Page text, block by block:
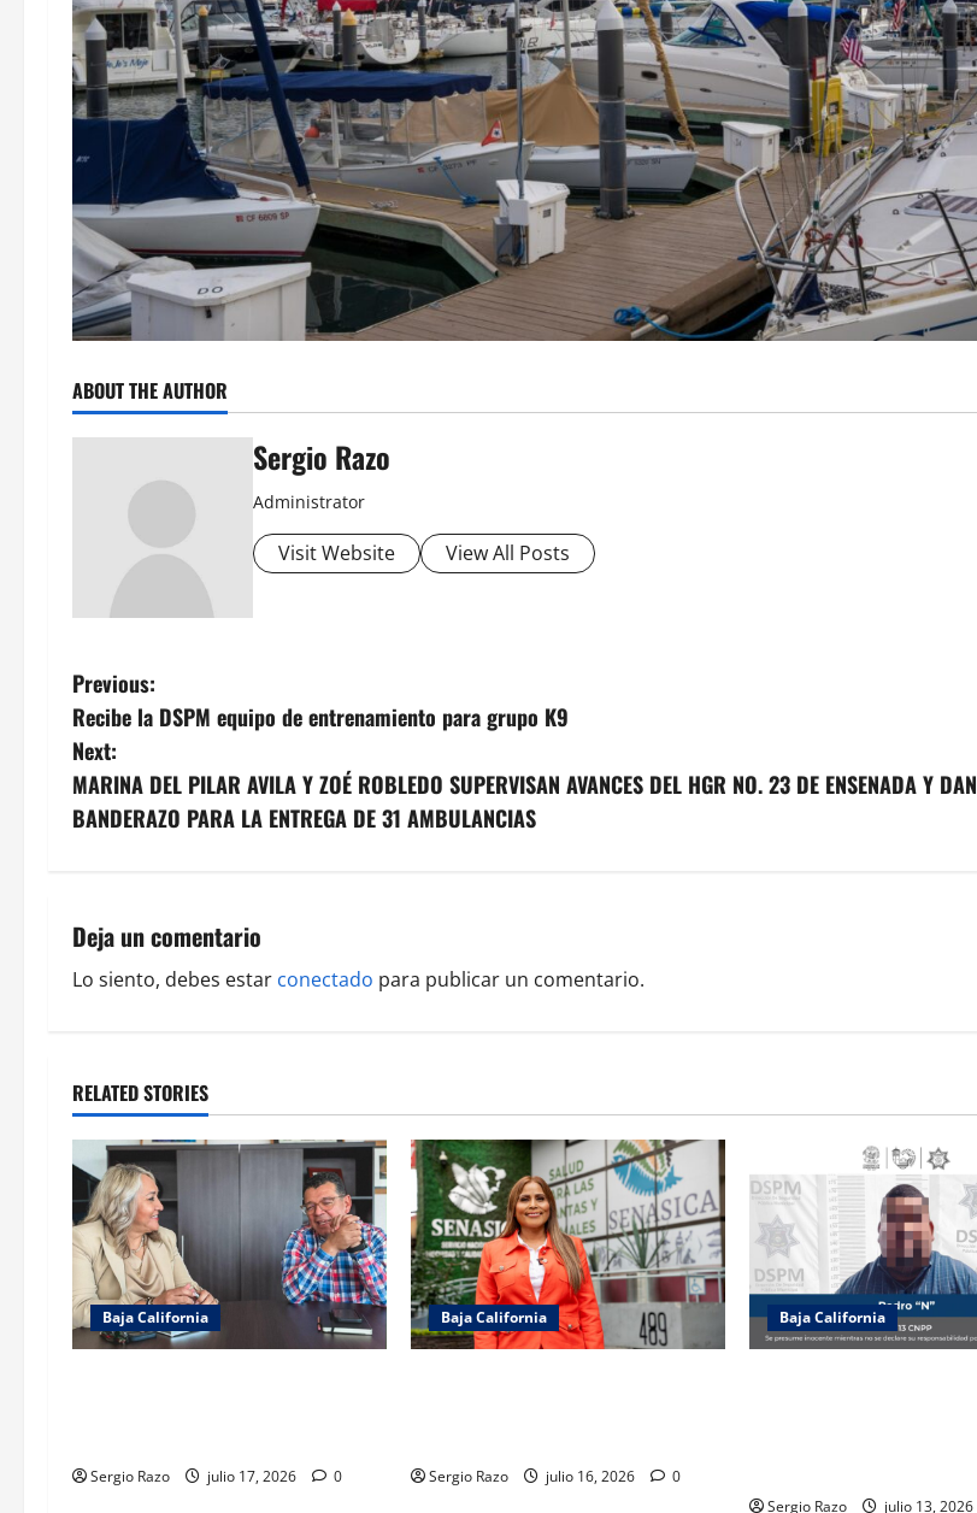
ABOUT THE AUTHOR
Sergio Razo
Administrator
Visit Website View All Posts
P
o
s
t
a
v
g
a
t
i
o
n
Previous:
Recibe la DSPM equipo de entrenamiento para grupo K9
Next:
MARINA DEL PILAR AVILA Y ZOÉ ROBLEDO SUPERVISAN AVANCES DEL HGR NO. 23 DE ENSENADA Y DAN
BANDERAZO PARA LA ENTREGA DE 31 AMBULANCIAS
Deja un comentario
Lo siento, debes estar conectado para publicar un comentario.
RELATED STORIES
Baja California
Sergio Razo julio 17, 2026 0
Baja California
Sergio Razo julio 16, 2026 0
Baja California
Sergio Razo julio 13, 2026